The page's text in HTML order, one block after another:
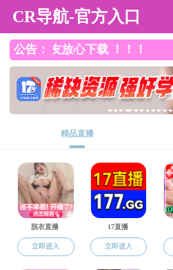
性爱网